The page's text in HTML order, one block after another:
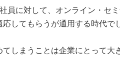
員に対して、オンライン・セ
してもらうが通用する時代
しまうことは企業にとって大